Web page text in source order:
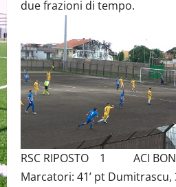
due frazioni di tempo.
RSC RIPOSTO 1 ACI
Marcatori: 41’ pt Dumitrascu,